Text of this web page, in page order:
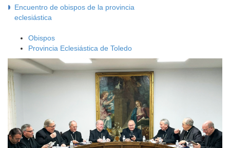
Encuentro de obispos de la provincia
eclesiástica
Obispos
Provincia Eclesiástica de Toledo